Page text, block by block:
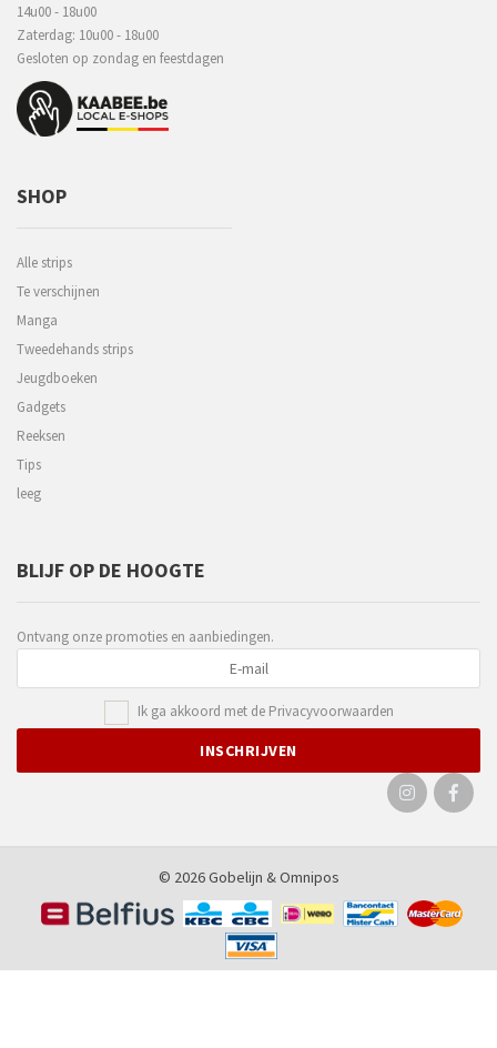
14u00 - 18u00
Zaterdag: 10u00 - 18u00
Gesloten op zondag en feestdagen
SHOP
Alle strips
Te verschijnen
Manga
Tweedehands strips
Jeugdboeken
Gadgets
Reeksen
Tips
leeg
BLIJF OP DE HOOGTE
Ontvang onze promoties en aanbiedingen.
Ik ga akkoord met de Privacyvoorwaarden
© 2026 Gobelijn &Omnipos